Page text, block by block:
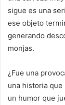
sigue es una
ese objeto
generando
monjas.
¿Fue una
una historia
un humor que